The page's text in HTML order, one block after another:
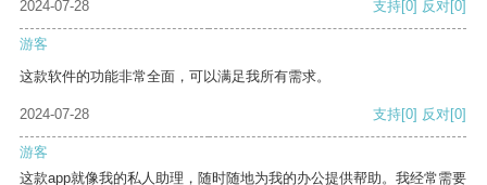
2024-07-28 支持[0] 反对[0]
游客
这款软件的功能非常全面，可以满足我所有需求。
2024-07-28 支持[0] 反对[0]
游客
这款app就像我的私人助理，随时随地为我的办公提供帮助。我经常需要